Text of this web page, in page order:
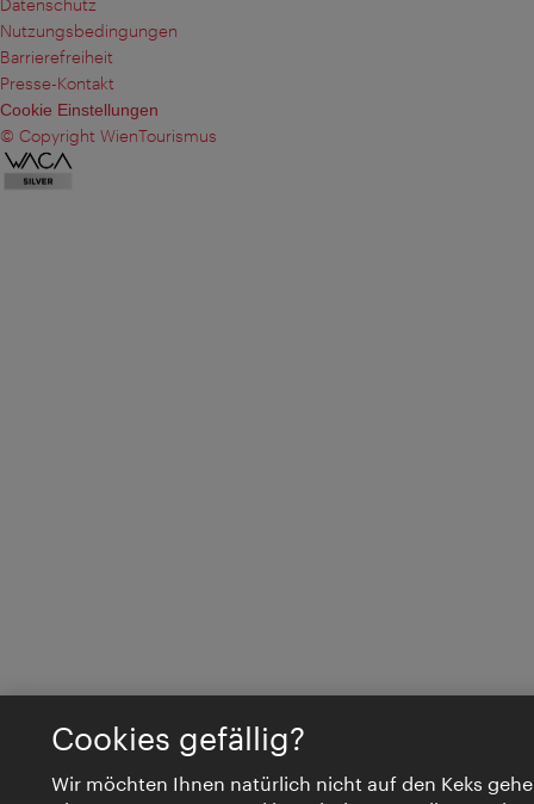
Nutzungsbedingungen
Barrierefreiheit
Presse-Kontakt
Cookie Einstellungen
© Copyright WienTourismus
Cookies gefällig?
Wir möchten Ihnen natürlich nicht auf den Keks